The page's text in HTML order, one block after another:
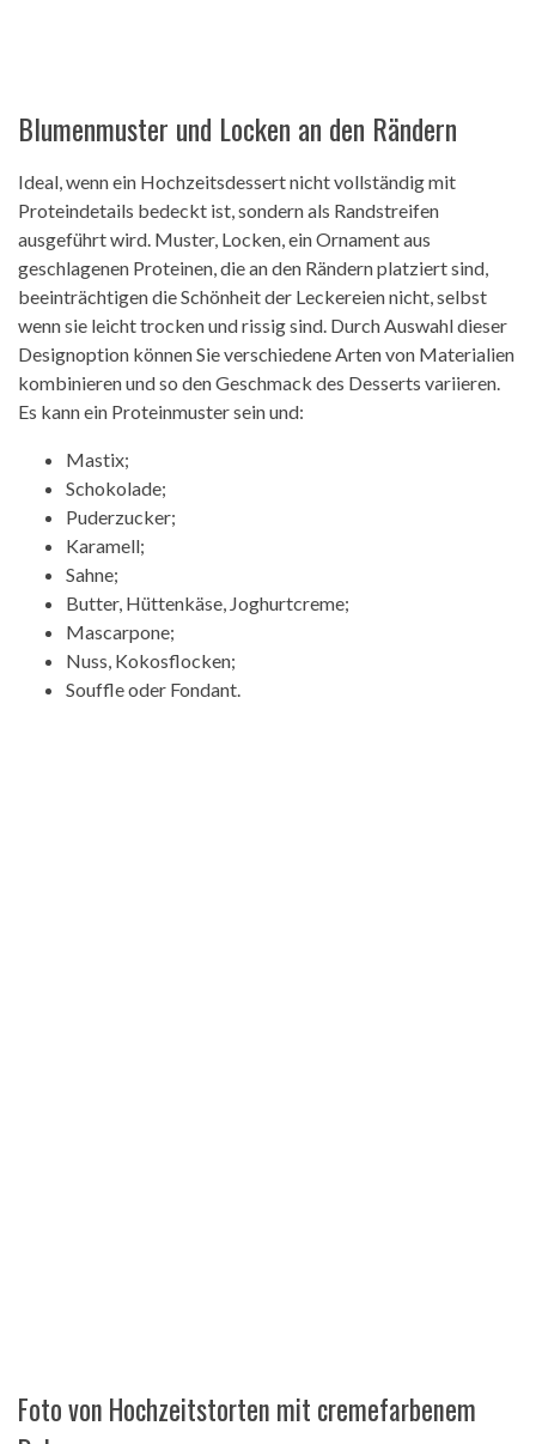
Blumenmuster und Locken an den Rändern
Ideal, wenn ein Hochzeitsdessert nicht vollständig mit
Proteindetails bedeckt ist, sondern als Randstreifen
ausgeführt wird. Muster, Locken, ein Ornament aus
geschlagenen Proteinen, die an den Rändern platziert sind,
beeinträchtigen die Schönheit der Leckereien nicht, selbst
wenn sie leicht trocken und rissig sind. Durch Auswahl dieser
Designoption können Sie verschiedene Arten von Materialien
kombinieren und so den Geschmack des Desserts variieren.
Es kann ein Proteinmuster sein und:
Mastix;
Schokolade;
Puderzucker;
Karamell;
Sahne;
Butter, Hüttenkäse, Joghurtcreme;
Mascarpone;
Nuss, Kokosflocken;
Souffle oder Fondant.
Foto von Hochzeitstorten mit cremefarbenem